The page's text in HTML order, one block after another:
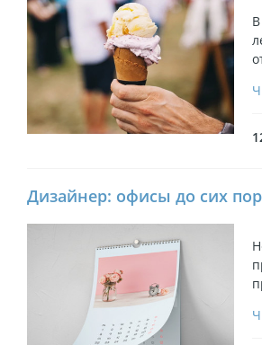
Дизайнер: офисы до сих